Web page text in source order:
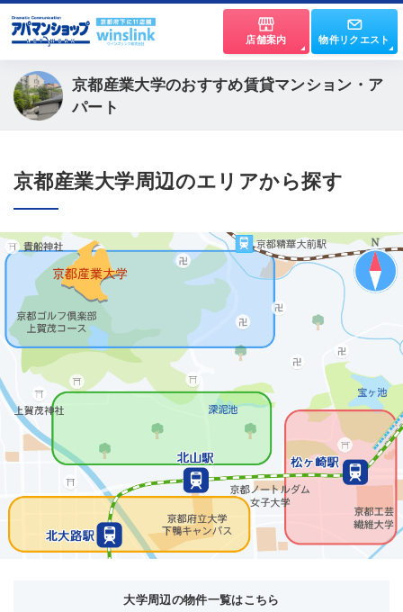
店舗案内 物件リクエスト
京都産業大学のおすすめ賃貸マンション・ア
パート
京都産業大学周辺のエリアから探す
大学周辺の物件一覧はこちら